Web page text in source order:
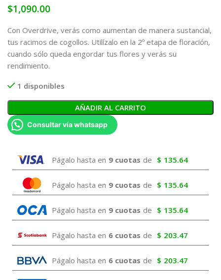
$1,090.00
Con Overdrive, verás como aumentan de manera sustancial,
tus racimos de cogollos. Utilízalo en la 2º etapa de floración,
cuando sólo queda engordar tus flores y verás su
rendimiento.
1 disponibles
AÑADIR AL CARRITO
Consultar vía whatsapp
Págalo hasta en 9 cuotas de $ 135.64
Págalo hasta en 9 cuotas de $ 135.64
Págalo hasta en 9 cuotas de $ 135.64
Págalo hasta en 6 cuotas de $ 203.47
Págalo hasta en 6 cuotas de $ 203.47